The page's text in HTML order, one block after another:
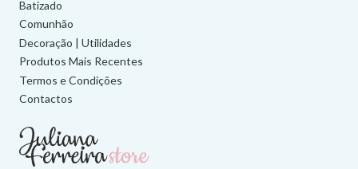
Batizado
Comunhão
Decoração | Utilidades
Produtos Mais Recentes
Termos e Condições
Contactos